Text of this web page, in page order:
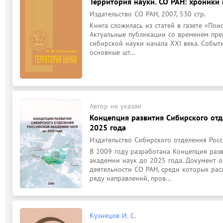
Издательство СО РАН, 2007, 530 стр.
Книга сложилась из статей в газете
Актуальные публикации со временем
сибирской науки начала XXI века.
основные шт...
Автор не указан
Концепция развития Сибирского
2025 года
Издательство Сибирского отделения
В 2009 году разработана Концепция
академии наук до 2025 года. Документ
деятельности СО РАН, среди которых
ряду направлений, пров...
Кузнецов И. С.